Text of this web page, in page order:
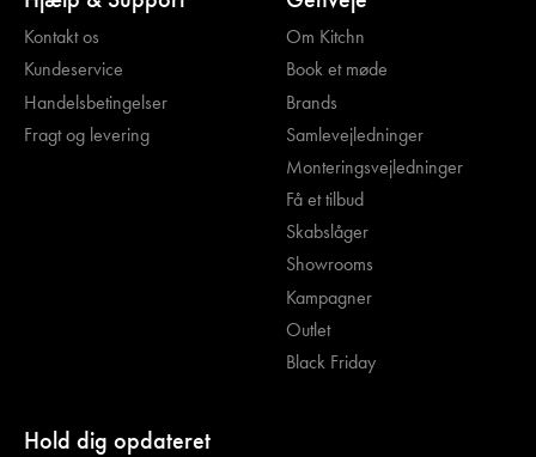
Kontakt os
Kundeservice
Handelsbetingelser
Fragt og levering
Om Kitchn
Book et møde
Brands
Samlevejledninger
Monteringsvejledninger
Få et tilbud
Skabslåger
Showrooms
Kampagner
Outlet
Black Friday
Hold dig opdateret